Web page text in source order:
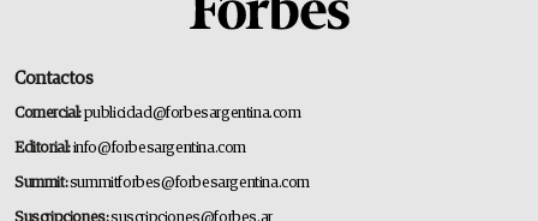
Contactos
Comercial:publicidad@forbesargentina.com
Editorial:info@forbesargentina.com
Summit:summitforbes@forbesargentina.com
Suscripciones:suscripciones@forbes.ar